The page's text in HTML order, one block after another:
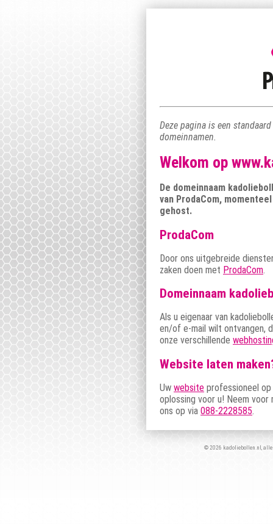
Deze pagina is een
domeinnamen.
Welkom op
De domeinnaam
van ProdaCom,
gehost.
ProdaCom
Door ons uitgebreide
zaken doen met ProdaCom
Domeinnaam
Als u eigenaar van
en/of e-mail wilt ontvangen,
onze verschillende
Website laten
Uw website professioneel
oplossing voor u! Neem
ons op via 088-2228585
© 2026 kadoliebollen.nl, alle